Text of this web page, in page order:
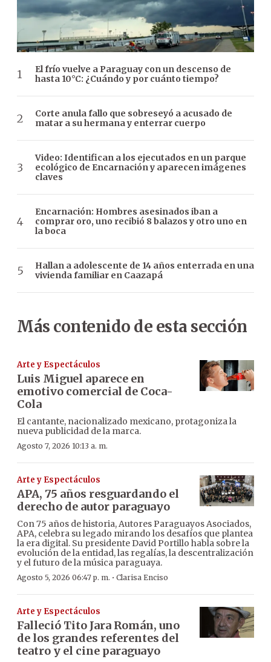
El frío vuelve a Paraguay con un descenso de
hasta 10°C: ¿Cuándo y por cuánto tiempo?
Corte anula fallo que sobreseyó a acusado de
matar a su hermana y enterrar cuerpo
Video: Identifican a los ejecutados en un parque
ecológico de Encarnación y aparecen imágenes
claves
Encarnación: Hombres asesinados iban a
comprar oro, uno recibió 8 balazos y otro uno en
la boca
Hallan a adolescente de 14 años enterrada en una
vivienda familiar en Caazapá
Más contenido de esta sección
Arte y Espectáculos
Luis Miguel aparece en
emotivo comercial de Coca-
Cola
El cantante, nacionalizado mexicano, protagoniza la
nueva publicidad de la marca.
Agosto 7, 2026 10:13 a. m.
Arte y Espectáculos
APA, 75 años resguardando el
derecho de autor paraguayo
Con 75 años de historia, Autores Paraguayos Asociados,
APA, celebra su legado mirando los desafíos que plantea
la era digital. Su presidente David Portillo habla sobre la
evolución de la entidad, las regalías, la descentralización
y el futuro de la música paraguaya.
Agosto 5, 2026 06:47 p. m. · Clarisa Enciso
Arte y Espectáculos
Falleció Tito Jara Román, uno
de los grandes referentes del
teatro y el cine paraguayo